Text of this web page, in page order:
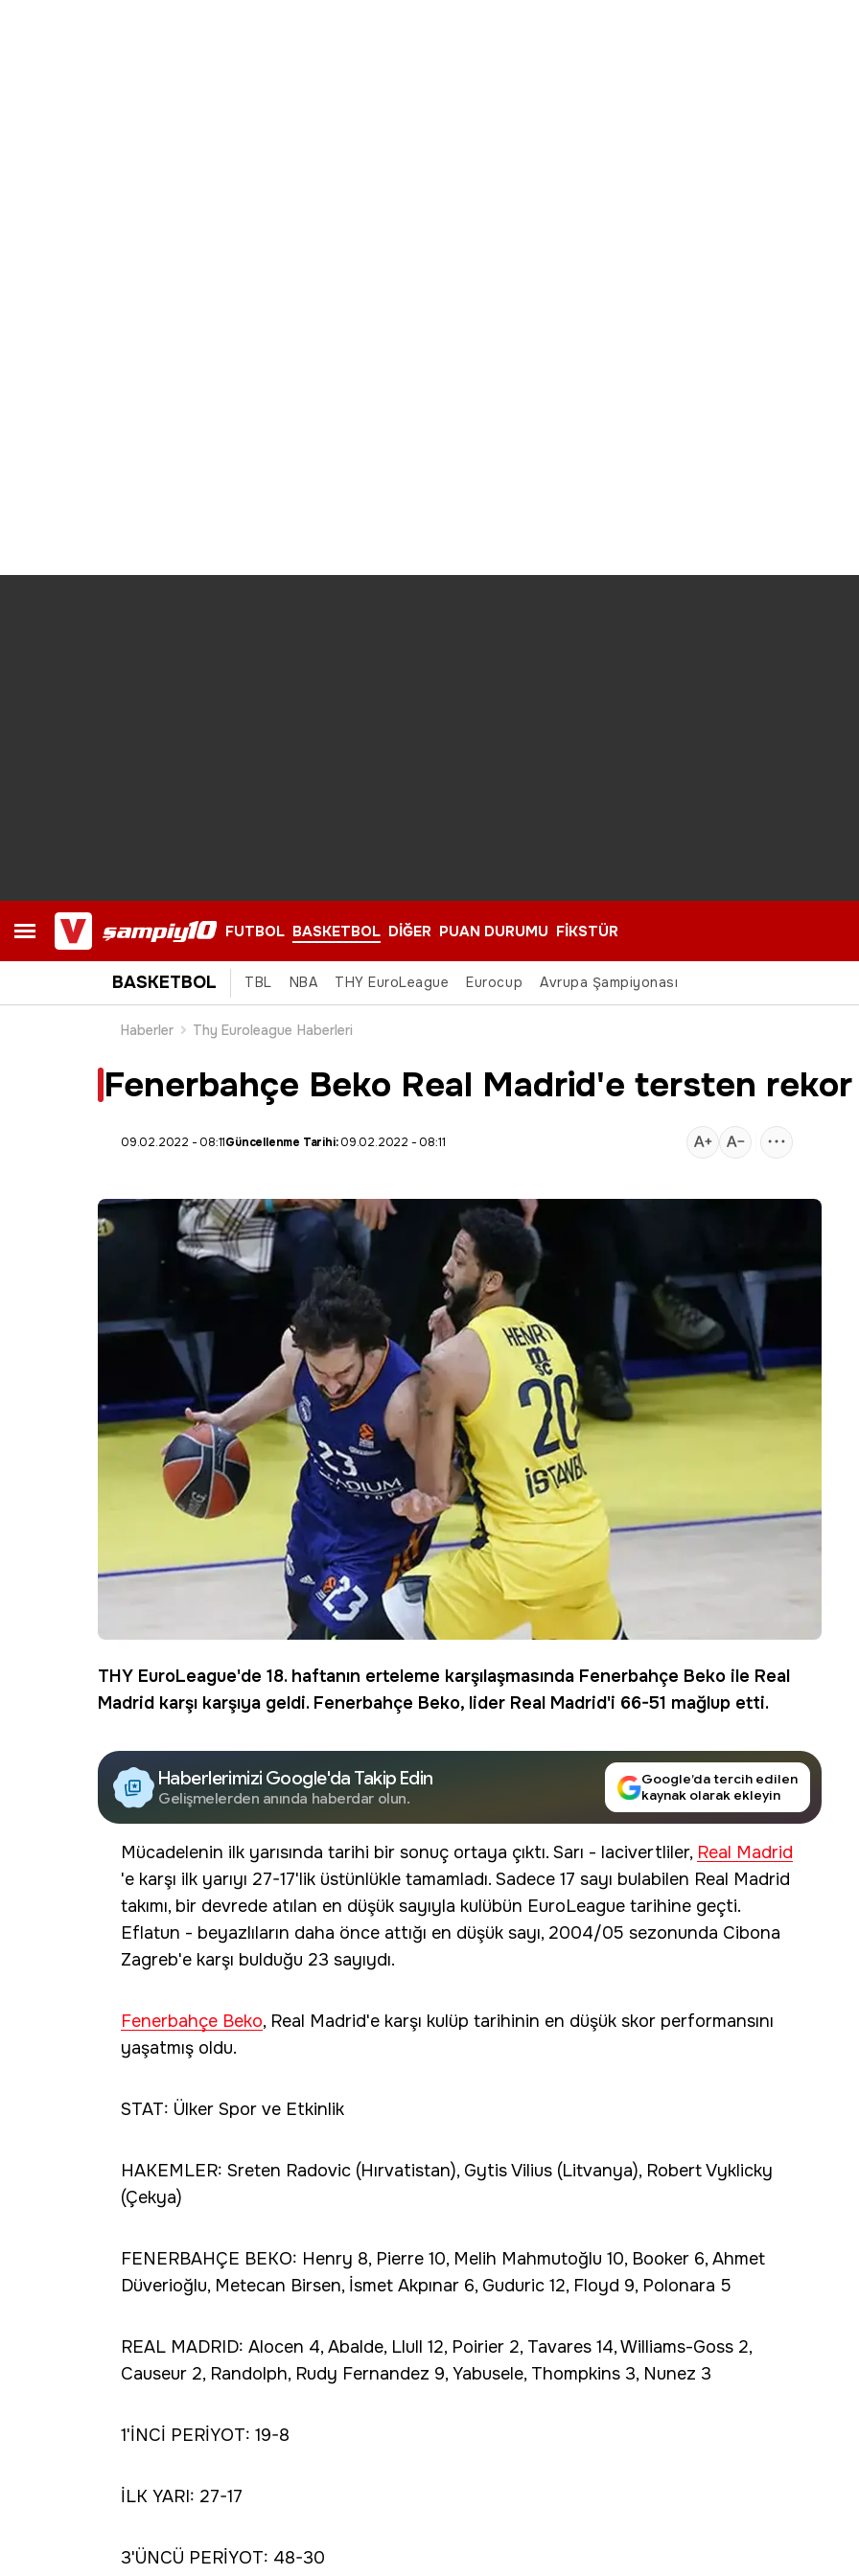
FUTBOL BASKETBOL DİĞER PUAN DURUMU FİKSTÜR
BASKETBOL TBL NBA THY EuroLeague Eurocup Avrupa Şampiyonası
Haberler Thy Euroleague Haberleri
Fenerbahçe Beko Real Madrid'e tersten rekor
09.02.2022 - 08:11Güncellenme Tarihi:09.02.2022 - 08:11
THY EuroLeague'de 18. haftanın erteleme karşılaşmasında Fenerbahçe Beko ile Real
Madrid karşı karşıya geldi. Fenerbahçe Beko, lider Real Madrid'i 66-51 mağlup etti.
Haberlerimizi Google'da Takip Edin
Gelişmelerden anında haberdar olun.
Google’da tercih edilen
kaynak olarak ekleyin
Mücadelenin ilk yarısında tarihi bir sonuç ortaya çıktı. Sarı - lacivertliler, Real Madrid
'e karşı ilk yarıyı 27-17'lik üstünlükle tamamladı. Sadece 17 sayı bulabilen Real Madrid
takımı, bir devrede atılan en düşük sayıyla kulübün EuroLeague tarihine geçti.
Eflatun - beyazlıların daha önce attığı en düşük sayı, 2004/05 sezonunda Cibona
Zagreb'e karşı bulduğu 23 sayıydı.
Fenerbahçe Beko, Real Madrid'e karşı kulüp tarihinin en düşük skor performansını
yaşatmış oldu.
STAT: Ülker Spor ve Etkinlik
HAKEMLER: Sreten Radovic (Hırvatistan), Gytis Vilius (Litvanya), Robert Vyklicky
(Çekya)
FENERBAHÇE BEKO: Henry 8, Pierre 10, Melih Mahmutoğlu 10, Booker 6, Ahmet
Düverioğlu, Metecan Birsen, İsmet Akpınar 6, Guduric 12, Floyd 9, Polonara 5
REAL MADRID: Alocen 4, Abalde, Llull 12, Poirier 2, Tavares 14, Williams-Goss 2,
Causeur 2, Randolph, Rudy Fernandez 9, Yabusele, Thompkins 3, Nunez 3
1'İNCİ PERİYOT: 19-8
İLK YARI: 27-17
3'ÜNCÜ PERİYOT: 48-30